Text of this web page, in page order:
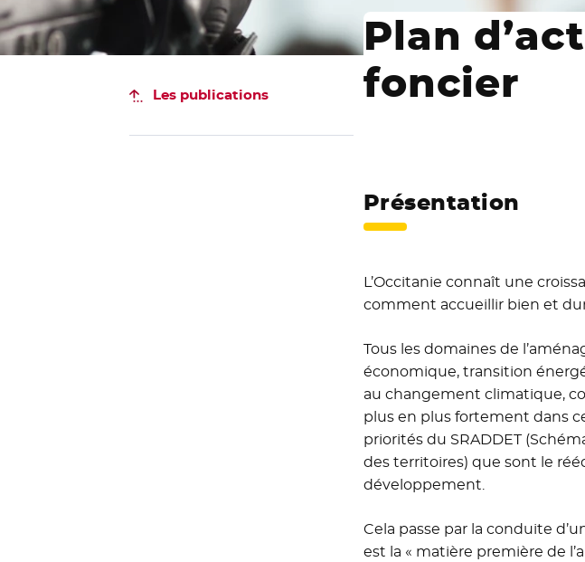
Les publications
Plan
foncier
Présentation
L’Occitanie connaît une
comment accueillir bien et
Tous les domaines de
économique, transition
au changement climatique,
plus en plus fortement dans
priorités du SRADDET
des territoires) que sont le
développement.
Cela passe par la conduite
est la « matière première de